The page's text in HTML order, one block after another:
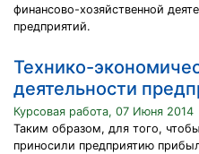
финансово-хозяйственной
предприятий.
Технико-
деятельности
Курсовая работа, 07 Июня 2014
Таким образом, для того,
приносили предприятию